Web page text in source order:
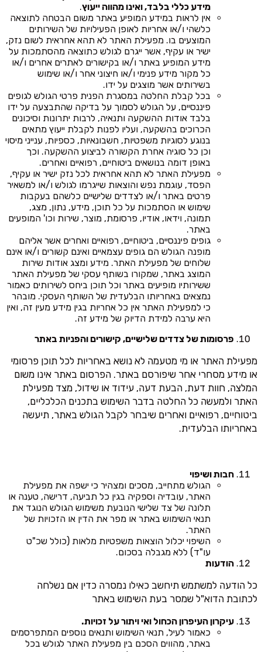
מידע כללי בלבד, ואינו מהווה ייעוץ.
אין לראות במידע המופיע באתר משום הבטחה לתוצאה
כלשהי ו/או אחריות לאופן הפעילויות של השירותים
המוצעים בו. מפעילת האתר לא תהא אחראית לשום נזק,
ישיר או עקיף, אשר ייגרם לגולש כתוצאה מהסתמכות על
מידע המופיע באתר ו/או בקישורים לאתרים אחרים ו/או
כל מקור מידע פנימי ו/או חיצוני אחר ו/או שימוש
בשירותים אשר מוצגים על ידו.
בכל קבלת החלטה במסגרת הפנית פרטי הגולש לגופים
פיננסיים, על הגולש לסמוך על בדיקה שהתבצעה על ידו
בלבד אודות ההשקעה ותנאיה, לרבות יתרונות וסיכונים
הכרוכים בהשקעה, ועליו לפנות לקבלת ייעוץ מתאים
בנוגע לסוגיות משפטיות, חשבונאיות, כספיות, ענייני מיסוי
וכן כל סוגיה אחרת הקשורה לביצוע ההשקעה. וכך
באופן דומה בנושאים ביטוחיים, רפואיים ואחרים.
מפעילת האתר לא תהא אחראית לכל נזק ישיר או עקיף,
הפסד, עוגמת נפש והוצאות שייגרמו לגולש ו/או למשאיר
פרטים באתר ו/או לצדדים שלישיים כלשהם בעקבות
שימוש או הסתמכות על כל תוכן, מידע, נתון, מצג,
תמונה, וידאו, אודיו, פרסומת, מוצר, שירות וכו' המופעים
באתר.
גופים פיננסיים, ביטוחיים, רפואיים ואחרים אשר אליהם
מופנה הגולש הם גופים עצמאיים ואינם קשורים ו/או אינם
שלוחים של מפעילת האתר. מידע ומצג אודות שירות
המוצג באתר, שמקורו בשותף עסקי של מפעילת האתר
ששירותיו מופיעים באתר וכל תוכן ביחס לשירותים כאמור
נמצאים באחריותו הבלעדית של השותף העסקי. מובהר
כי למפעילת האתר אין כל אחריות בגין מידע מעין זה, ואין
היא ערבה למידת הדיוק של מידע זה.
פרסומות של צדדים שלישיים, קישורים והפניות באתר
מפעילת האתר או מי מטעמה לא נושא באחריות לכל תוכן פרסומי
או מידע מסחרי אחר שיפורסם באתר. הפרסום באתר אינו משום
המלצה, חוות דעת, הבעת דעה, עידוד או שידול, מצד מפעילת
האתר ולמעשה כל החלטה בדבר השימוש בתכנים הכלכליים,
ביטוחיים, רפואיים ואחרים שיבחר לקבל הגולש באתר, תיעשה
באחריותו הבלעדית.
חבות ושיפוי
הגולש מתחייב, מסכים ומצהיר כי ישפה את מפעילת
האתר, עובדיה וספקיה בגין כל תביעה, דרישה, טענה או
תלונה של צד שלישי הנובעת משימוש הגולש הנוגד את
תנאי השימוש באתר או מפר את הדין או הזכויות של
האתר.
השיפוי יכלול הוצאות משפטיות מלאות (כולל שכ"ט
עו"ד) ללא מגבלה בסכום.
הודעות
כל הודעה למשתמש תיחשב כאילו נמסרה כדין אם נשלחה
לכתובת הדוא"ל שמסר בעת השימוש באתר
עיקרון העיפרון הכחול ואי ויתור על זכויות.
כאמור לעיל, תנאי השימוש ותנאים נוספים המתפרסמים
באתר, מהווים הסכם בין מפעילת האתר לגולש בכל